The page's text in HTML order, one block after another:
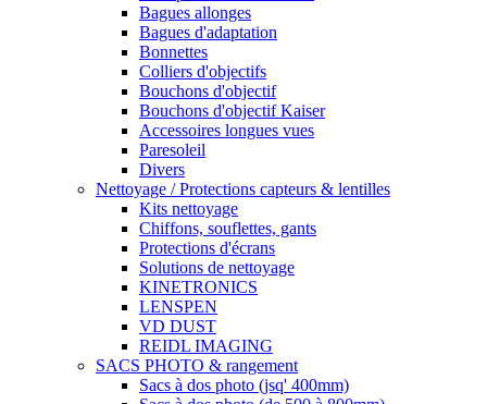
Bagues allonges
Bagues d'adaptation
Bonnettes
Colliers d'objectifs
Bouchons d'objectif
Bouchons d'objectif Kaiser
Accessoires longues vues
Paresoleil
Divers
Nettoyage / Protections capteurs & lentilles
Kits nettoyage
Chiffons, souflettes, gants
Protections d'écrans
Solutions de nettoyage
KINETRONICS
LENSPEN
VD DUST
REIDL IMAGING
SACS PHOTO & rangement
Sacs à dos photo (jsq' 400mm)